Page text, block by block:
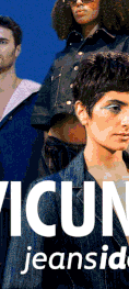
Projeto testa
moda
4 de agosto de
Morena Rosa
estoque
4 de agosto de